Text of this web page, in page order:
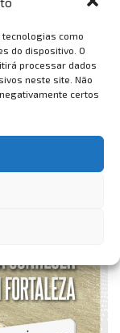
como
do dispositivo. O
processar dados
neste site. Não
certos